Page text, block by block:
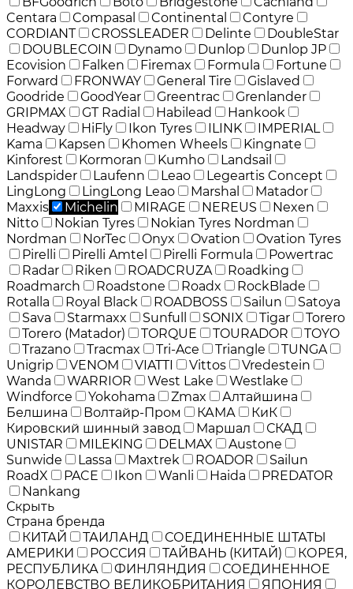
Centara
Compasal Continental
Contyre
CORDIANT
CROSSLEADER Delinte
DoubleStar
DOUBLECOIN
Dynamo Dunlop
Dunlop JP
Ecovision
Falken Firemax Formula
Fortune
Forward
FRONWAY General Tire
Gislaved
Goodride
GoodYear Greentrac
Grenlander
GRIPMAX
GT Radial Habilead
Hankook
Headway
HiFly Ikon Tyres ILINK
IMPERIAL
Kama
Kapsen Khomen Wheels
Kingnate
Kinforest
Kormoran Kumho
Landsail
Landspider
Laufenn Leao
Legeartis Concept
LingLong
LingLong Leao Marshal
Matador
Maxxis
Michelin MIRAGE NEREUS
Nexen
Nitto
Nokian Tyres
Nokian Tyres Nordman
Nordman
NorTec Onyx Ovation
Ovation Tyres
Pirelli
Pirelli Amtel Pirelli Formula
Powertrac
Radar
Riken ROADCRUZA
Roadking
Roadmarch
Roadstone Roadx
RockBlade
Rotalla
Royal Black ROADBOSS Sailun
Satoya
Sava
Starmaxx Sunfull SONIX Tigar
Torero
Torero (Matador)
TORQUE TOURADOR
TOYO
Trazano
Tracmax Tri-Ace Triangle
TUNGA
Unigrip
VENOM VIATTI Vittos
Vredestein
Wanda
WARRIOR West Lake
Westlake
Windforce
Yokohama Zmax
Алтайшина
Белшина
Волтайр-Пром КАМА
КиК
Кировский шинный завод
Маршал
СКАД
UNISTAR
MILEKING DELMAX
Austone
Sunwide
Lassa Maxtrek ROADOR
Sailun
RoadX
PACE Ikon Wanli Haida
PREDATOR
Nankang
Скрыть
Страна бренда
КИТАЙ
ТАИЛАНД
СОЕДИНЕННЫЕ ШТАТЫ
АМЕРИКИ
РОССИЯ ТАЙВАНЬ (КИТАЙ)
КОРЕЯ,
РЕСПУБЛИКА
ФИНЛЯНДИЯ
СОЕДИНЕННОЕ
КОРОЛЕВСТВО ВЕЛИКОБРИТАНИЯ
ЯПОНИЯ